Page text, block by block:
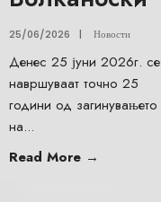
25/06/2026 | Новости
Денес 25 јуни 2026г. се
навршуваат точно 25
години од загинувањето
на...
Read More →